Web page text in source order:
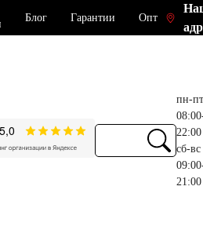
Блог Гарантии Опт
пн-пт
22:00
сб-вс
21:00